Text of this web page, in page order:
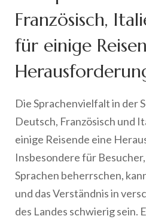
Französisch,
für einige
Die Sprachenvielfalt in der
Deutsch, Französisch und
einige Reisende eine
Insbesondere für
Sprachen beherrschen,
und das Verständnis in
des Landes schwierig sein.